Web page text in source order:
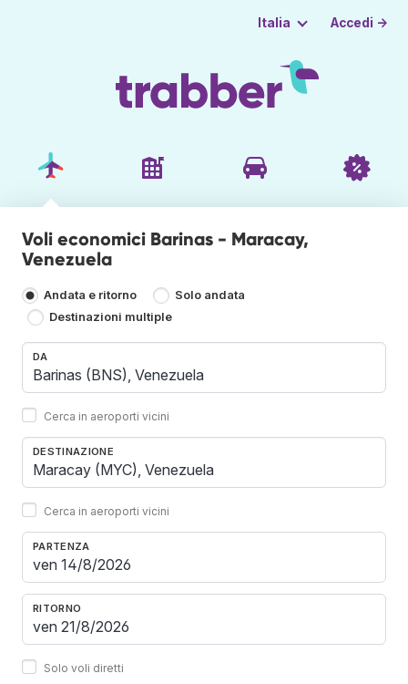
Italia Accedi →
Voli economici Barinas - Maracay,
Venezuela
Andata e ritorno
Solo andata
Destinazioni multiple
DA
Cerca in aeroporti vicini
DESTINAZIONE
Cerca in aeroporti vicini
PARTENZA
RITORNO
Solo voli diretti